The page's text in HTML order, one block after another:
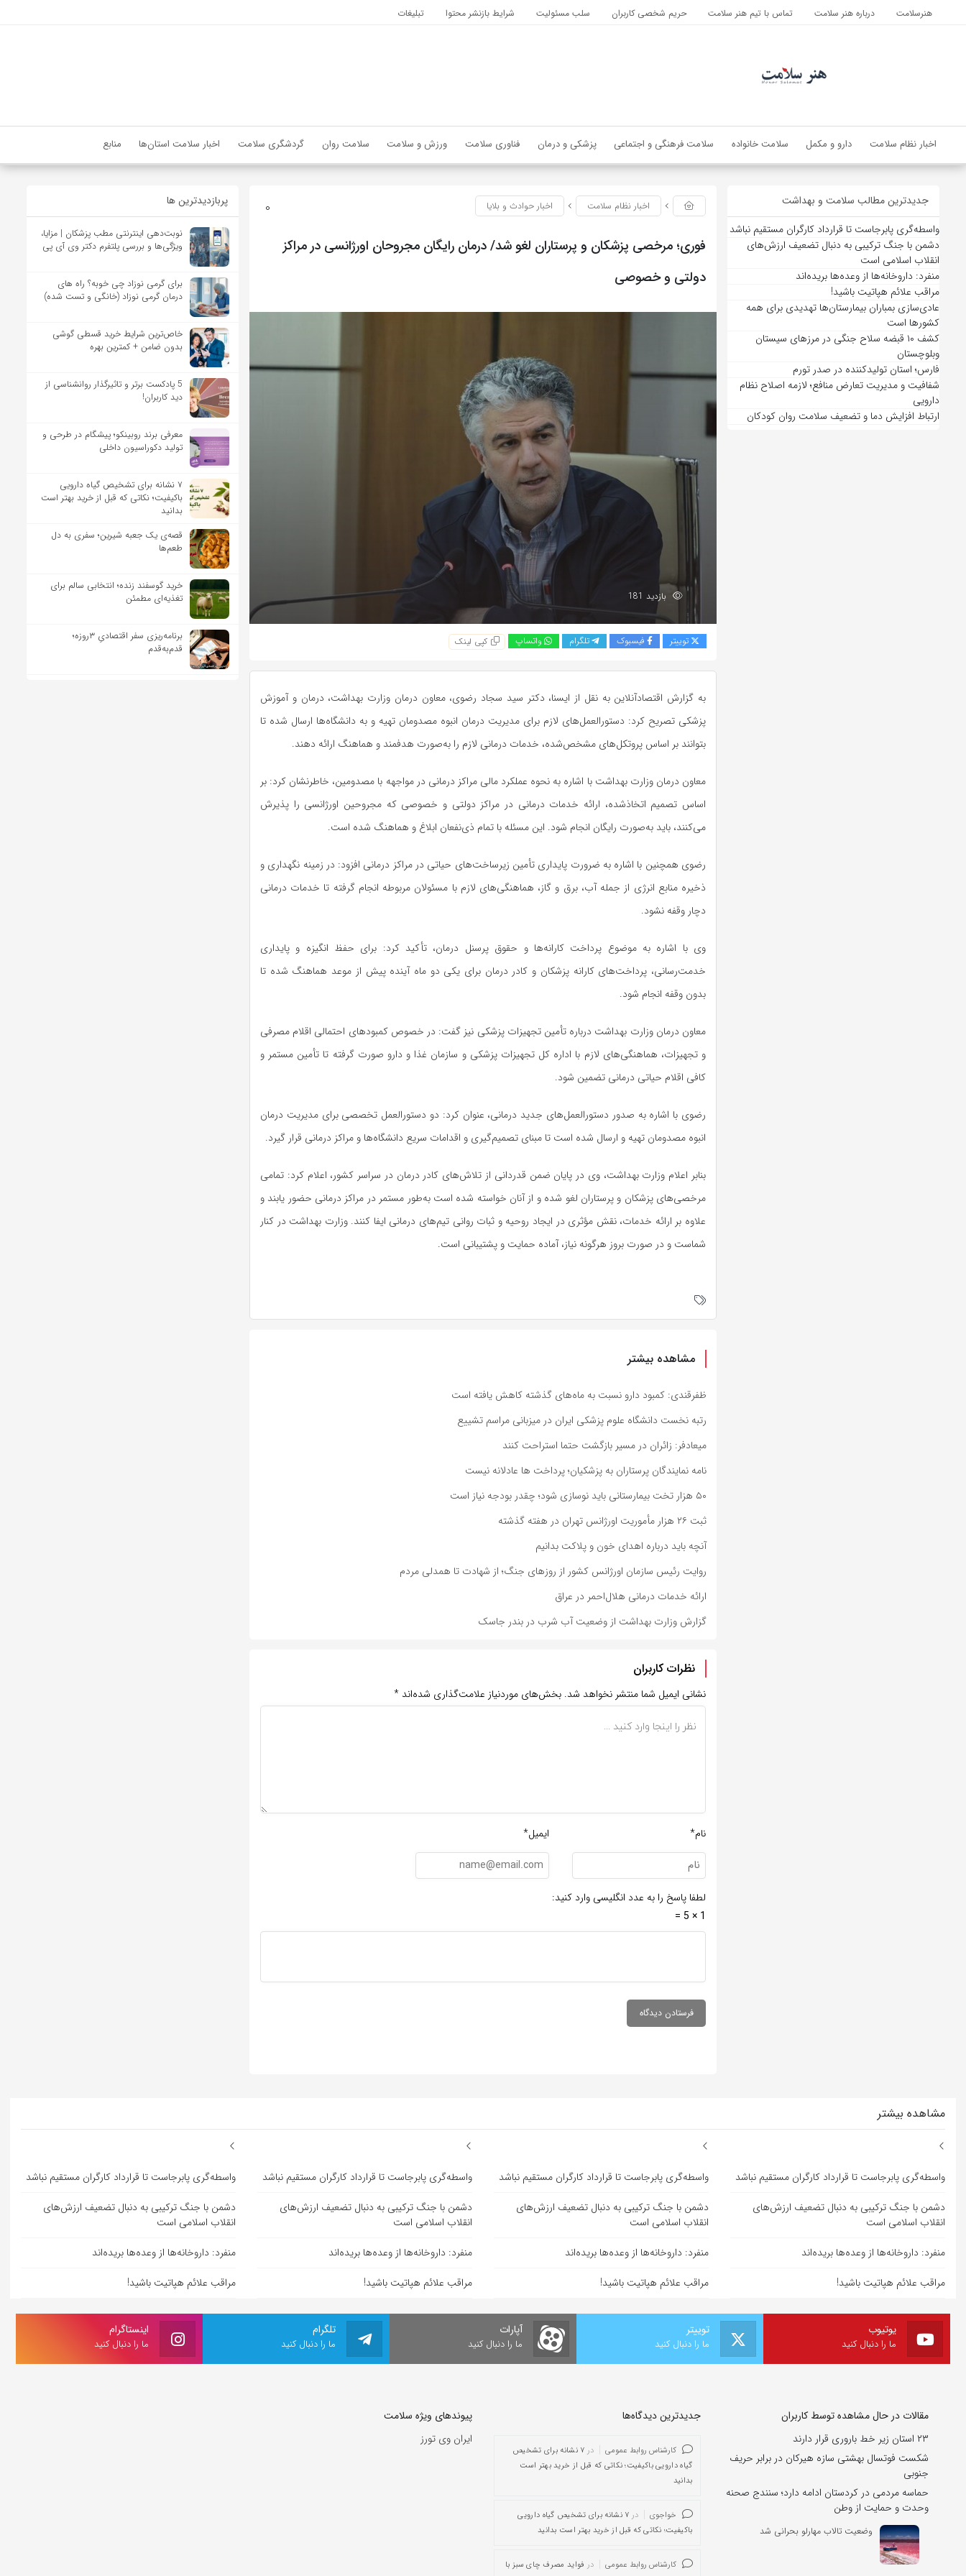
هنرسلامت درباره هنر سلامت تماس با تیم هنر سلامت حریم شخصی کاربران سلب مسئولیت شرایط بازنشر محتوا تبلیغات
اخبار نظام سلامت دارو و مکمل سلامت خانواده سلامت فرهنگی و اجتماعی پزشکی و درمان فناوری سلامت ورزش و سلامت سلامت روان گردشگری سلامت اخبار سلامت استان‌ها منابع
جدیدترین مطالب سلامت و بهداشت
واسطه‌گری پابرجاست تا قرارداد کارگران مستقیم نباشد
دشمن با جنگ ترکیبی به دنبال تضعیف ارزش‌های
انقلاب اسلامی است
منفرد: داروخانه‌ها از وعده‌ها بریده‌اند
مراقب علائم هپاتیت باشید!
عادی‌سازی بمباران بیمارستان‌ها تهدیدی برای همه
کشورها است
کشف ۱۰ قبضه سلاح جنگی در مرزهای سیستان
وبلوچستان
فارس؛ استان تولیدکننده در صدر تورم
شفافیت و مدیریت تعارض منافع؛ لازمه اصلاح نظام
دارویی
ارتباط افزایش دما و تضعیف سلامت روان کودکان
0 اخبار نظام سلامت اخبار حوادث و بلایا
فوری؛ مرخصی پزشکان و پرستاران لغو شد/ درمان رایگان مجروحان اورژانسی در مراکز
دولتی و خصوصی
بازدید 181
توییتر فیسبوک تلگرام واتساپ کپی لینک
به گزارش اقتصادآنلاین به نقل از ایسنا، دکتر سید سجاد رضوی، معاون درمان وزارت بهداشت، درمان و آموزش
پزشکی تصریح کرد: دستورالعمل‌های لازم برای مدیریت درمان انبوه مصدومان تهیه و به دانشگاه‌ها ارسال شده تا
بتوانند بر اساس پروتکل‌های مشخص‌شده، خدمات درمانی لازم را به‌صورت هدفمند و هماهنگ ارائه دهند.
معاون درمان وزارت بهداشت با اشاره به نحوه عملکرد مالی مراکز درمانی در مواجهه با مصدومین، خاطرنشان کرد: بر
اساس تصمیم اتخاذشده، ارائه خدمات درمانی در مراکز دولتی و خصوصی که مجروحین اورژانسی را پذیرش
می‌کنند، باید به‌صورت رایگان انجام شود. این مسئله با تمام ذی‌نفعان ابلاغ و هماهنگ شده است.
رضوی همچنین با اشاره به ضرورت پایداری تأمین زیرساخت‌های حیاتی در مراکز درمانی افزود: در زمینه نگهداری و
ذخیره منابع انرژی از جمله آب، برق و گاز، هماهنگی‌های لازم با مسئولان مربوطه انجام گرفته تا خدمات درمانی
دچار وقفه نشود.
وی با اشاره به موضوع پرداخت کارانه‌ها و حقوق پرسنل درمان، تأکید کرد: برای حفظ انگیزه و پایداری
خدمت‌رسانی، پرداخت‌های کارانه پزشکان و کادر درمان برای یکی دو ماه آینده پیش‌ از موعد هماهنگ شده تا
بدون وقفه انجام شود.
معاون درمان وزارت بهداشت درباره تأمین تجهیزات پزشکی نیز گفت: در خصوص کمبودهای احتمالی اقلام مصرفی
و تجهیزات، هماهنگی‌های لازم با اداره کل تجهیزات پزشکی و سازمان غذا و دارو صورت گرفته تا تأمین مستمر و
کافی اقلام حیاتی درمانی تضمین شود.
رضوی با اشاره به صدور دستورالعمل‌های جدید درمانی، عنوان کرد: دو دستورالعمل تخصصی برای مدیریت درمان
انبوه مصدومان تهیه و ارسال شده است تا مبنای تصمیم‌گیری و اقدامات سریع دانشگاه‌ها و مراکز درمانی قرار گیرد.
بنابر اعلام وزارت بهداشت، وی در پایان ضمن قدردانی از تلاش‌های کادر درمان در سراسر کشور، اعلام کرد: تمامی
مرخصی‌های پزشکان و پرستاران لغو شده و از آنان خواسته شده است به‌طور مستمر در مراکز درمانی حضور یابند و
علاوه بر ارائه خدمات، نقش مؤثری در ایجاد روحیه و ثبات روانی تیم‌های درمانی ایفا کنند. وزارت بهداشت در کنار
شماست و در صورت بروز هرگونه نیاز، آماده حمایت و پشتیبانی است.
مشاهده بیشتر
ظفرقندی: کمبود دارو نسبت به ماه‌های گذشته کاهش یافته است
رتبه نخست دانشگاه علوم پزشکی ایران در میزبانی مراسم تشییع
میعادفر: زائران در مسیر بازگشت حتما استراحت کنند
نامه نمایندگان پرستاران به پزشکیان؛ پرداخت ها عادلانه نیست
۵۰ هزار تخت بیمارستانی باید نوسازی شود؛ چقدر بودجه نیاز است
ثبت ۲۶ هزار مأموریت اورژانس تهران در هفته گذشته
آنچه باید درباره اهدای خون و پلاکت بدانیم
روایت رئیس سازمان اورژانس کشور از روزهای جنگ؛ از شهادت تا همدلی مردم
ارائه خدمات درمانی هلال‌احمر در عراق
گزارش وزارت بهداشت از وضعیت آب شرب در بندر جاسک
نظرات کاربران
نشانی ایمیل شما منتشر نخواهد شد. بخش‌های موردنیاز علامت‌گذاری شده‌اند *
نام* ایمیل*
لطفا پاسخ را به عدد انگلیسی وارد کنید:
1 × 5 =
پربازدیدترین ها
نوبت‌دهی اینترنتی مطب پزشکان | مزایا،
ویژگی‌ها و بررسی پلتفرم دکتر وی آی پی
برای گرمی نوزاد چی خوبه؟ راه های
درمان گرمی نوزاد (خانگی و تست شده)
خاص‌ترین شرایط خرید قسطی گوشی
بدون ضامن + کمترین بهره
5 پادکست برتر و تاثیرگذار روانشناسی از
دید کاربران!
معرفی برند روبینکو؛ پیشگام در طرحی و
تولید دکوراسیون داخلی
۷ نشانه برای تشخیص گیاه دارویی
باکیفیت؛ نکاتی که قبل از خرید بهتر است
بدانید
قصه‌ی یک جعبه شیرین؛ سفری به دل
طعم‌ها
خرید گوسفند زنده؛ انتخابی سالم برای
تغذیه‌ای مطمئن
برنامه‌ریزی سفر اقتصادیِ ۳روزه؛
قدم‌به‌قدم
مشاهده بیشتر
واسطه‌گری پابرجاست تا قرارداد کارگران مستقیم نباشد
دشمن با جنگ ترکیبی به دنبال تضعیف ارزش‌های
انقلاب اسلامی است
منفرد: داروخانه‌ها از وعده‌ها بریده‌اند
مراقب علائم هپاتیت باشید!
واسطه‌گری پابرجاست تا قرارداد کارگران مستقیم نباشد
دشمن با جنگ ترکیبی به دنبال تضعیف ارزش‌های
انقلاب اسلامی است
منفرد: داروخانه‌ها از وعده‌ها بریده‌اند
مراقب علائم هپاتیت باشید!
واسطه‌گری پابرجاست تا قرارداد کارگران مستقیم نباشد
دشمن با جنگ ترکیبی به دنبال تضعیف ارزش‌های
انقلاب اسلامی است
منفرد: داروخانه‌ها از وعده‌ها بریده‌اند
مراقب علائم هپاتیت باشید!
واسطه‌گری پابرجاست تا قرارداد کارگران مستقیم نباشد
دشمن با جنگ ترکیبی به دنبال تضعیف ارزش‌های
انقلاب اسلامی است
منفرد: داروخانه‌ها از وعده‌ها بریده‌اند
مراقب علائم هپاتیت باشید!
اینستاگرام
ما را دنبال کنید
تلگرام
ما را دنبال کنید
آپارات
ما را دنبال کنید
توییتر
ما را دنبال کنید
یوتیوب
ما را دنبال کنید
مقالات در حال مشاهده توسط کاربران
۲۳ استان زیر خط باروری قرار دارند
شکست فوتسال بهشتی سازه هیرکان در برابر حریف
جنوبی
حماسه مردمی در کردستان ادامه دارد؛ سنندج صحنه
وحدت و حمایت از وطن
وضعیت تالاب مهارلو بحرانی شد
جدیدترین دیدگاه‌‌ها
کارشناس روابط عمومی در
۷ نشانه برای تشخیص
گیاه دارویی باکیفیت؛ نکاتی که قبل از خرید بهتر است
بدانید
خواجوی در
۷ نشانه برای تشخیص گیاه دارویی
باکیفیت؛ نکاتی که قبل از خرید بهتر است بدانید
کارشناس روابط عمومی در فواید مصرف چای سبز با
پیوندهای ویژه سلامت
ایران وی تورز